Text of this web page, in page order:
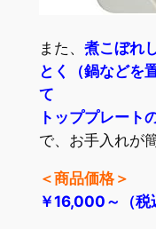
また、 煮こぼれ
とく（鍋などを
て
トッププレート
で、お手入れが
＜商品価格＞
￥16,000～（税